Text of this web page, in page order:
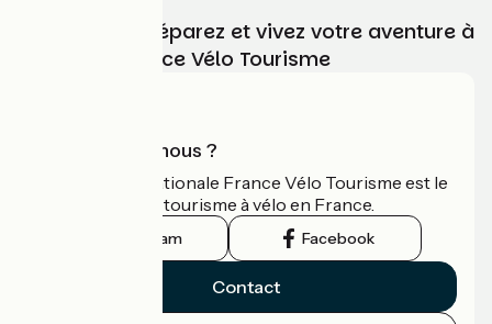
Choisissez, préparez et vivez votre aventure à
vélo avec France Vélo Tourisme
Qui sommes-nous ?
L'association nationale France Vélo Tourisme est le
guide officiel du tourisme à vélo en France.
Instagram Facebook
Contact